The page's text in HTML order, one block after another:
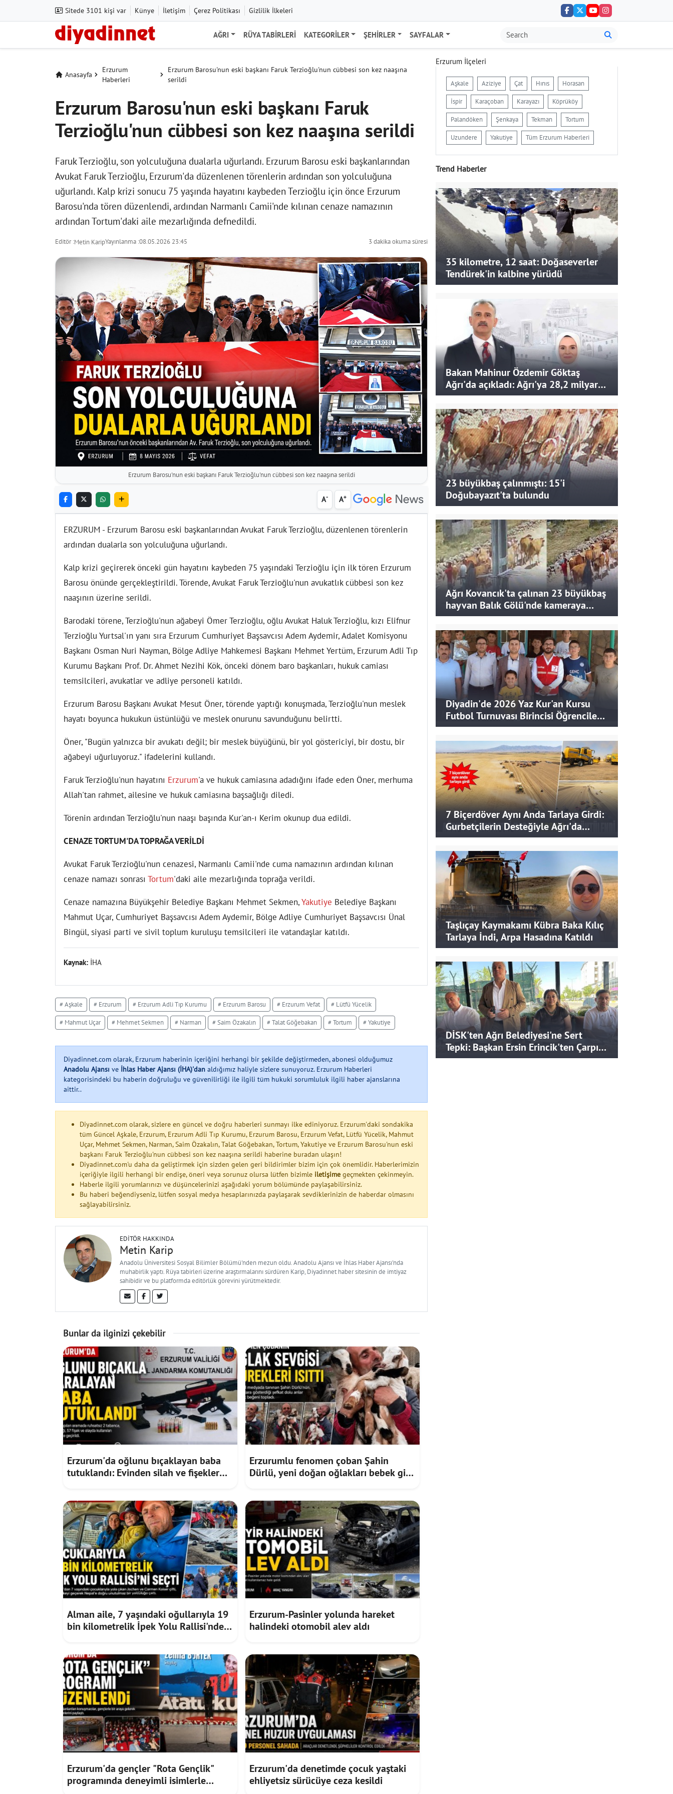
Sitede 3101 kişi var Künye İletişim Çerez Politikası Gizlilik İlkeleri
AĞRI RÜYA TABIRLERI KATEGORILER ŞEHIRLER SAYFALAR
Anasayfa
Erzurum
Haberleri
Erzurum Barosu'nun eski başkanı Faruk Terzioğlu'nun cübbesi son kez naaşına
serildi
Erzurum Barosu'nun eski başkanı Faruk
Terzioğlu'nun cübbesi son kez naaşına serildi
Faruk Terzioğlu, son yolculuğuna dualarla uğurlandı. Erzurum Barosu eski başkanlarından
Avukat Faruk Terzioğlu, Erzurum'da düzenlenen törenlerin ardından son yolculuğuna
uğurlandı. Kalp krizi sonucu 75 yaşında hayatını kaybeden Terzioğlu için önce Erzurum
Barosu'nda tören düzenlendi, ardından Narmanlı Camii'nde kılınan cenaze namazının
ardından Tortum'daki aile mezarlığında defnedildi.
Editör :Metin KaripYayınlanma :08.05.2026 23:45 3 dakika okuma süresi
Erzurum Barosu'nun eski başkanı Faruk Terzioğlu'nun cübbesi son kez naaşına serildi
A- A+
ERZURUM - Erzurum Barosu eski başkanlarından Avukat Faruk Terzioğlu, düzenlenen törenlerin
ardından dualarla son yolculuğuna uğurlandı.
Kalp krizi geçirerek önceki gün hayatını kaybeden 75 yaşındaki Terzioğlu için ilk tören Erzurum
Barosu önünde gerçekleştirildi. Törende, Avukat Faruk Terzioğlu'nun avukatlık cübbesi son kez
naaşının üzerine serildi.
Barodaki törene, Terzioğlu'nun ağabeyi Ömer Terzioğlu, oğlu Avukat Haluk Terzioğlu, kızı Elifnur
Terzioğlu Yurtsal'ın yanı sıra Erzurum Cumhuriyet Başsavcısı Adem Aydemir, Adalet Komisyonu
Başkanı Osman Nuri Nayman, Bölge Adliye Mahkemesi Başkanı Mehmet Yertüm, Erzurum Adli Tıp
Kurumu Başkanı Prof. Dr. Ahmet Nezihi Kök, önceki dönem baro başkanları, hukuk camiası
temsilcileri, avukatlar ve adliye personeli katıldı.
Erzurum Barosu Başkanı Avukat Mesut Öner, törende yaptığı konuşmada, Terzioğlu'nun meslek
hayatı boyunca hukukun üstünlüğü ve meslek onurunu savunduğunu belirtti.
Öner, "Bugün yalnızca bir avukatı değil; bir meslek büyüğünü, bir yol göstericiyi, bir dostu, bir
ağabeyi uğurluyoruz." ifadelerini kullandı.
Faruk Terzioğlu'nun hayatını Erzurum'a ve hukuk camiasına adadığını ifade eden Öner, merhuma
Allah'tan rahmet, ailesine ve hukuk camiasına başsağlığı diledi.
Törenin ardından Terzioğlu'nun naaşı başında Kur'an-ı Kerim okunup dua edildi.
CENAZE TORTUM'DA TOPRAĞA VERİLDİ
Avukat Faruk Terzioğlu'nun cenazesi, Narmanlı Camii'nde cuma namazının ardından kılınan
cenaze namazı sonrası Tortum'daki aile mezarlığında toprağa verildi.
Cenaze namazına Büyükşehir Belediye Başkanı Mehmet Sekmen,Yakutiye Belediye Başkanı
Mahmut Uçar, Cumhuriyet Başsavcısı Adem Aydemir, Bölge Adliye Cumhuriyet Başsavcısı Ünal
Bingül, siyasi parti ve sivil toplum kuruluşu temsilcileri ile vatandaşlar katıldı.
Kaynak: İHA
# Aşkale # Erzurum # Erzurum Adli Tıp Kurumu # Erzurum Barosu # Erzurum Vefat # Lütfü Yücelik
# Mahmut Uçar # Mehmet Sekmen # Narman # Saim Özakalın # Talat Göğebakan # Tortum # Yakutiye
Diyadinnet.com olarak, Erzurum haberinin içeriğini herhangi bir şekilde değiştirmeden, abonesi olduğumuz
Anadolu Ajansı ve İhlas Haber Ajansı (İHA)'dan aldığımız haliyle sizlere sunuyoruz. Erzurum Haberleri
kategorisindeki bu haberin doğruluğu ve güvenilirliği ile ilgili tüm hukuki sorumluluk ilgili haber ajanslarına
aittir..
Diyadinnet.com olarak, sizlere en güncel ve doğru haberleri sunmayı ilke ediniyoruz. Erzurum'daki sondakika
tüm Güncel Aşkale, Erzurum, Erzurum Adli Tıp Kurumu, Erzurum Barosu, Erzurum Vefat, Lütfü Yücelik, Mahmut
Uçar, Mehmet Sekmen, Narman, Saim Özakalın, Talat Göğebakan, Tortum, Yakutiye ve Erzurum Barosu'nun eski
başkanı Faruk Terzioğlu'nun cübbesi son kez naaşına serildi haberine buradan ulaşın!
Diyadinnet.com'u daha da geliştirmek için sizden gelen geri bildirimler bizim için çok önemlidir. Haberlerimizin
içeriğiyle ilgili herhangi bir endişe, öneri veya sorunuz olursa lütfen bizimle iletişime geçmekten çekinmeyin.
Haberle ilgili yorumlarınızı ve düşüncelerinizi aşağıdaki yorum bölümünde paylaşabilirsiniz.
Bu haberi beğendiyseniz, lütfen sosyal medya hesaplarınızda paylaşarak sevdiklerinizin de haberdar olmasını
sağlayabilirsiniz.
EDITÖR HAKKINDA
Metin Karip
Anadolu Üniversitesi Sosyal Bilimler Bölümü'nden mezun oldu. Anadolu Ajansı ve İhlas Haber Ajansı'nda
muhabirlik yaptı. Rüya tabirleri üzerine araştırmalarını sürdüren Karip, Diyadinnet haber sitesinin de imtiyaz
sahibidir ve bu platformda editörlük görevini yürütmektedir.
Bunlar da ilginizi çekebilir
Erzurum'da oğlunu bıçaklayan baba
tutuklandı: Evinden silah ve fişekler
Erzurumlu fenomen çoban Şahin
Dürlü, yeni doğan oğlakları bebek gibi
Alman aile, 7 yaşındaki oğullarıyla 19
bin kilometrelik İpek Yolu Rallisi'nde
Erzurum-Pasinler yolunda hareket
halindeki otomobil alev aldı
Erzurum'da gençler "Rota Gençlik"
programında deneyimli isimlerle
Erzurum'da denetimde çocuk yaştaki
ehliyetsiz sürücüye ceza kesildi
Erzurum İlçeleri
Aşkale Aziziye Çat Hınıs Horasan
İspir Karaçoban Karayazı Köprüköy
Palandöken Şenkaya Tekman Tortum
Uzundere Yakutiye Tüm Erzurum Haberleri
Trend Haberler
35 kilometre, 12 saat: Doğaseverler
Tendürek'in kalbine yürüdü
Bakan Mahinur Özdemir Göktaş
Ağrı'da açıkladı: Ağrı'ya 28,2 milyar
liralık yatırım ve destek sağlandı
23 büyükbaş çalınmıştı: 15'i
Doğubayazıt'ta bulundu
Ağrı Kovancık'ta çalınan 23 büyükbaş
hayvan Balık Gölü'nde kameraya
takıldı
Diyadin'de 2026 Yaz Kur'an Kursu
Futbol Turnuvası Birincisi Öğrencilere
Hediye
7 Biçerdöver Aynı Anda Tarlaya Girdi:
Gurbetçilerin Desteğiyle Ağrı'da
Bereketli Hasat
Taşlıçay Kaymakamı Kübra Baka Kılıç
Tarlaya İndi, Arpa Hasadına Katıldı
DİSK'ten Ağrı Belediyesi'ne Sert
Tepki: Başkan Ersin Erincik'ten Çarpıcı
İddialar